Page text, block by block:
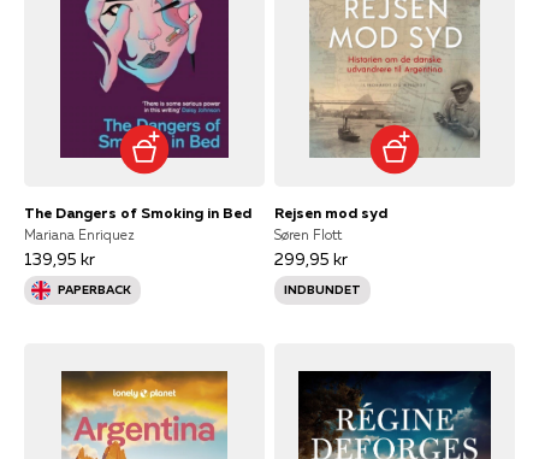
The Dangers of Smoking in Bed
Mariana Enriquez
139,95 kr
PAPERBACK
Rejsen mod syd
Søren Flott
299,95 kr
INDBUNDET